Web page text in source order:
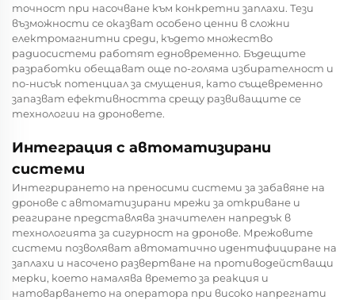
точност при насочване към конкретни заплахи. Тези
възможности се оказват особено ценни в сложни
електромагнитни среди, където множество
радиосистеми работят едновременно. Бъдещите
разработки обещават още по-голяма избирателност и
по-нисък потенциал за смущения, като същевременно
запазват ефективността срещу развиващите се
технологии на дроновете.
Интеграция с автоматизирани
системи
Интегрирането на преносими системи за забавяне на
дронове с автоматизирани мрежи за откриване и
реагиране представлява значителен напредък в
технологията за сигурност на дронове. Мрежовите
системи позволяват автоматично идентифициране на
заплахи и насочено развертване на противодействащи
мерки, което намалява времето за реакция и
натоварването на оператора при високо напрегнати